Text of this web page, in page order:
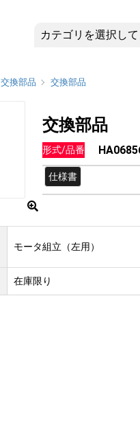
交換部品 交換部品
交換部品
形式/品番
仕様書
モータ組立（左用）
在庫限り